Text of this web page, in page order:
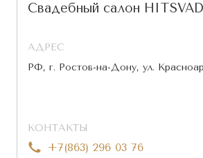
Свадебный салон
АДРЕС
РФ, г. Ростов-на-Дону, ул.
КОНТАКТЫ
+7(863) 296 03 76